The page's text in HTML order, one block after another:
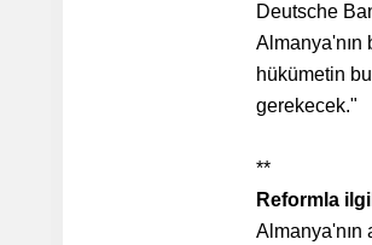
Deutsche
hükümetin
gerekecek."
**
Reformla
Almanya'nın